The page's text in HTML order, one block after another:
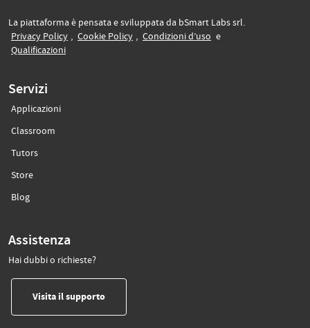
La piattaforma è pensata e sviluppata da bSmart Labs srl.
Privacy Policy(si apre in un’altra scheda)
, Cookie Policy(si apre in un’altra scheda)
, Condizioni d’uso (si apre in un’altra
e
Qualificazioni(si apre in un’altra scheda)
Servizi
Applicazioni
Classroom
Tutors(si apre in un’altra scheda)
Store(si apre in un’altra scheda)
Blog(si apre in un’altra scheda)
Assistenza
Hai dubbi o richieste?
Visita il supporto(si apre in un’altra scheda)